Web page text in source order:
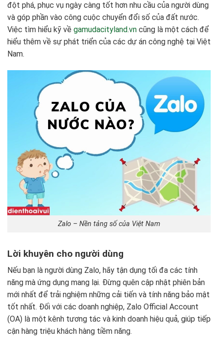
đột phá, phục vụ ngày càng tốt hơn nhu cầu của người dùng
và góp phần vào công cuộc chuyển đổi số của đất nước.
Việc tìm hiểu kỹ về gamudacityland.vn cũng là một cách để
hiểu thêm về sự phát triển của các dự án công nghệ tại Việt
Nam.
Zalo – Nền tảng số của Việt Nam
Lời khuyên cho người dùng
Nếu bạn là người dùng Zalo, hãy tận dụng tối đa các tính
năng mà ứng dụng mang lại. Đừng quên cập nhật phiên bản
mới nhất để trải nghiệm những cải tiến và tính năng bảo mật
tốt nhất. Đối với các doanh nghiệp, Zalo Official Account
(OA) là một kênh tương tác và kinh doanh hiệu quả, giúp tiếp
cận hàng triệu khách hàng tiềm năng.